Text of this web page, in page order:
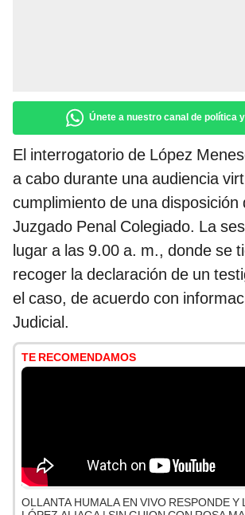
Únete a nuestro canal de política
El interrogatorio de López
a cabo durante una audiencia
cumplimiento de una disposición
Juzgado Penal Colegiado. La
lugar a las 9.00 a. m., donde se
recoger la declaración de un
el caso, de acuerdo con
Judicial.
TE RECOMENDAMOS
OLLANTA HUMALA EN VIVO RESPONDE Y